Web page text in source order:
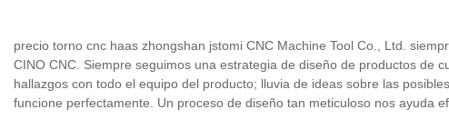
precio torno cnc haas zhongshan jstomi CNC Machine Tool Co., Ltd.
CINO CNC. Siempre seguimos una estrategia de diseño de productos de
hallazgos con todo el equipo del producto; lluvia de ideas sobre las
funcione perfectamente. Un proceso de diseño tan meticuloso nos ayuda